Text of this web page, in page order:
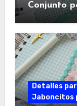
Conjunto
Detalles
Jaboncitos